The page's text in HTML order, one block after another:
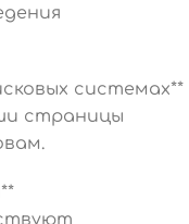
системах**
страницы